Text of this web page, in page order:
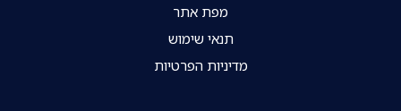
מפת אתר
תנאי שימוש
מדיניות הפרטיות